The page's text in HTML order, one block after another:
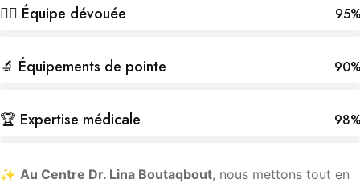
👩‍⚕️ Équipe dévouée
🔬 Équipements de pointe
🏆 Expertise médicale
✨ Au Centre Dr. Lina Boutaqbout, nous mettons tout en